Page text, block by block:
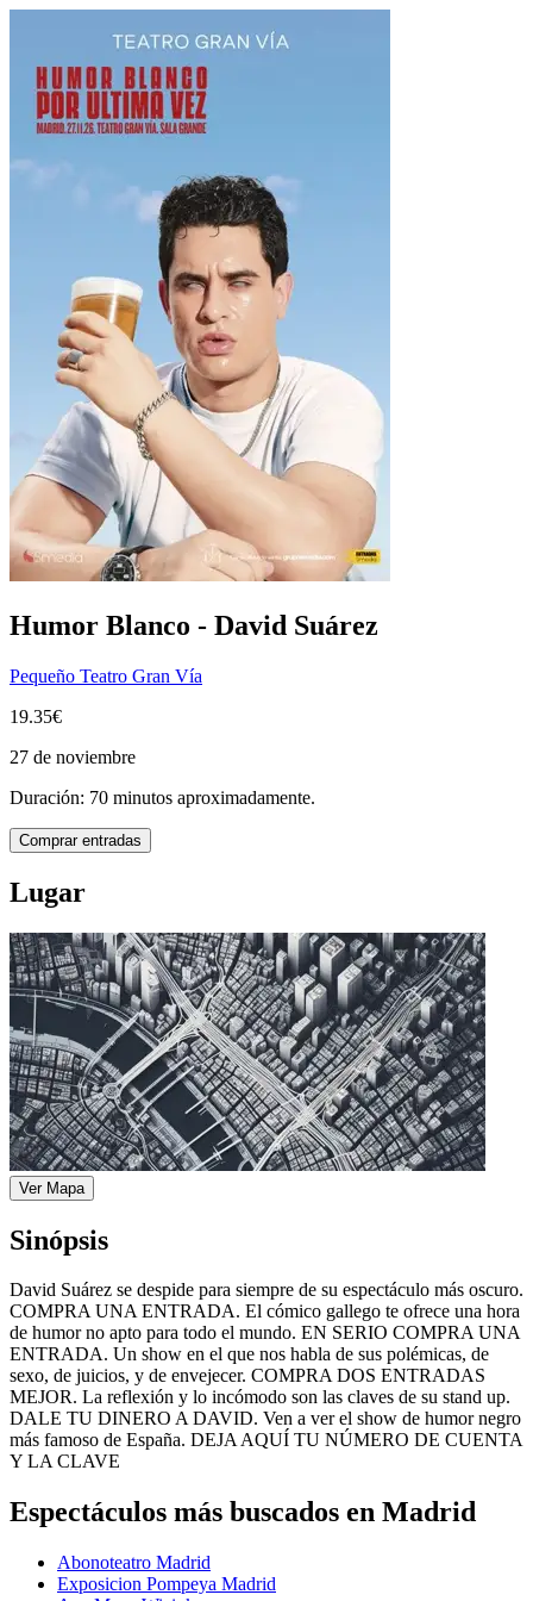
Humor Blanco - David Suárez
Pequeño Teatro Gran Vía
19.35€
27 de noviembre
Duración: 70 minutos aproximadamente.
Comprar entradas
Lugar
Ver Mapa
Sinópsis
David Suárez se despide para siempre de su espectáculo más oscuro.
COMPRA UNA ENTRADA. El cómico gallego te ofrece una hora
de humor no apto para todo el mundo. EN SERIO COMPRA UNA
ENTRADA. Un show en el que nos habla de sus polémicas, de
sexo, de juicios, y de envejecer. COMPRA DOS ENTRADAS
MEJOR. La reflexión y lo incómodo son las claves de su stand up.
DALE TU DINERO A DAVID. Ven a ver el show de humor negro
más famoso de España. DEJA AQUÍ TU NÚMERO DE CUENTA
Y LA CLAVE
Espectáculos más buscados en Madrid
Abonoteatro Madrid
Exposicion Pompeya Madrid